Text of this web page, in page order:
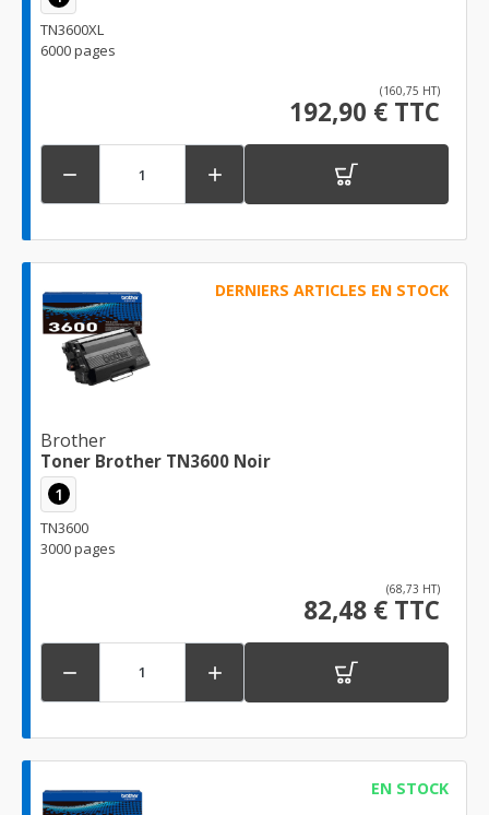
TN3600XL
6000 pages
(160,75 HT)
192,90 € TTC
 
DERNIERS ARTICLES EN STOCK
Brother
Toner Brother TN3600 Noir
1
TN3600
3000 pages
(68,73 HT)
82,48 € TTC
 
EN STOCK